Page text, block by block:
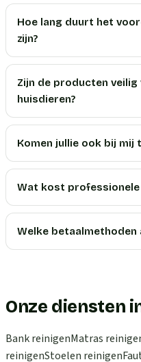
Hoe lang duurt het
zijn?
Zijn de producten
huisdieren?
Komen jullie ook bij mij
Wat kost professionele
Welke betaalmethoden
Onze diensten
Bank reinigenMatras
reinigenStoelen reinigen